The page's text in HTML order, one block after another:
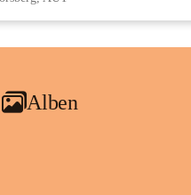
Alben